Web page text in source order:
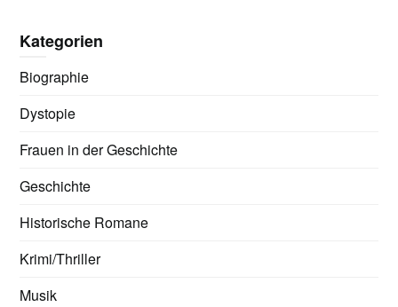
Kategorien
Biographie
Dystopie
Frauen in der Geschichte
Geschichte
Historische Romane
Krimi/Thriller
Musik